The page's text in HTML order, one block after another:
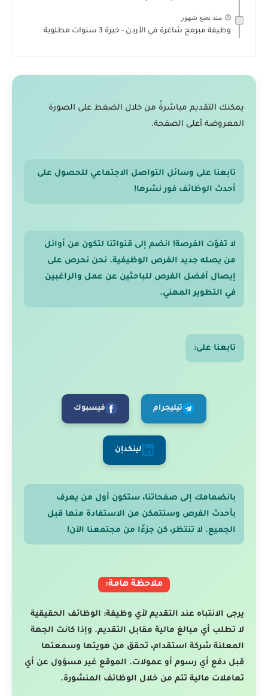
منذ بضع شهور
وظيفة مبرمج شاغرة في الأردن - خبرة 3 سنوات مطلوبة
يمكنك التقديم مباشرةً من خلال الضغط على الصورة
المعروضة أعلى الصفحة.
تابعنا على وسائل التواصل الاجتماعي للحصول على
أحدث الوظائف فور نشرها!
لا تفوّت الفرصة! انضم إلى قنواتنا لتكون من أوائل
من يصله جديد الفرص الوظيفية. نحن نحرص على
إيصال أفضل الفرص للباحثين عن عمل والراغبين
في التطوير المهني.
تابعنا على:
تيليجرام فيسبوك
لينكدإن
بانضمامك إلى صفحاتنا، ستكون أول من يعرف
بأحدث الفرص وستتمكن من الاستفادة منها قبل
الجميع. لا تنتظر، كن جزءًا من مجتمعنا الآن!
ملاحظة هامة:
يرجى الانتباه عند التقديم لأي وظيفة: الوظائف الحقيقية
لا تطلب أي مبالغ مالية مقابل التقديم. وإذا كانت الجهة
المعلنة شركة استقدام، تحقق من هويتها وسمعتها
قبل دفع أي رسوم أو عمولات. الموقع غير مسؤول عن أي
تعاملات مالية تتم من خلال الوظائف المنشورة.